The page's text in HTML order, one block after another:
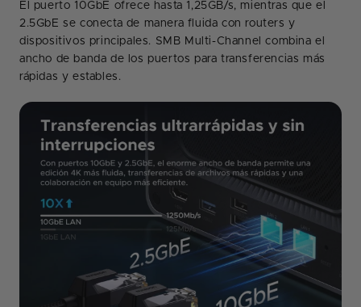
El puerto 10GbE ofrece hasta 1,25GB/s, mientras que el
2.5GbE se conecta de manera fluida con routers y
dispositivos principales. SMB Multi-Channel combina el
ancho de banda de los puertos para transferencias más
rápidas y estables.